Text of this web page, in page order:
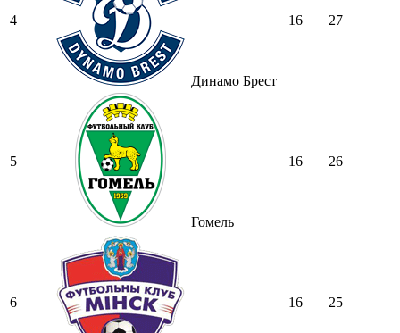
4
Динамо Брест
16 27
5
Гомель
16 26
6 16 25